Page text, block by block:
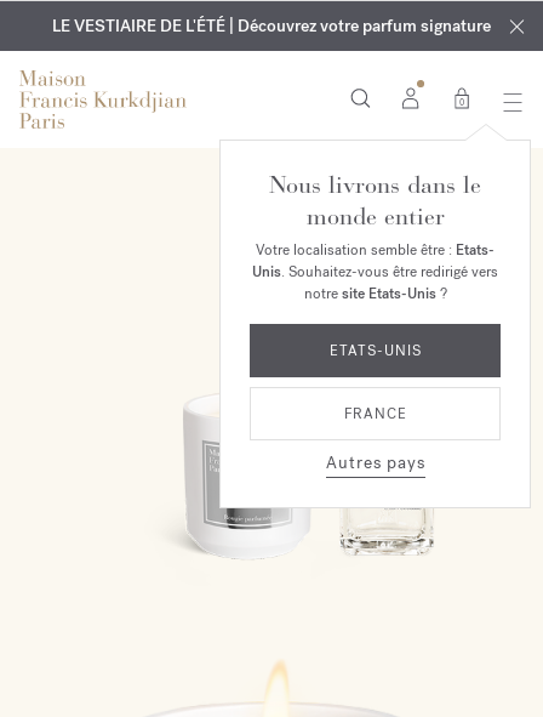
EXCLUSIF | Découvrez le nouveau parfum OUD
velvet mood
dans votre commande*
GRAVURE OFFERTE | Sur tous les parfums et huiles pour le
corps jusqu'au 9 août
LE VESTIAIRE DE L'ÉTÉ | Découvrez votre parfum signature
0
Nous livrons dans le
monde entier
Votre localisation semble être : Etats-
Unis. Souhaitez-vous être redirigé vers
notresite Etats-Unis?
ETATS-UNIS
FRANCE
Autres pays
EXCLUSIVITÉ EN LIGNE